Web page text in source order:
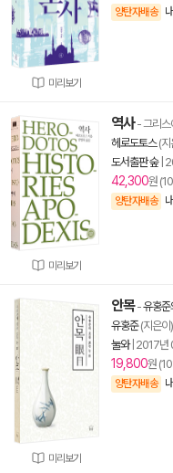
미리보기
양탄자배송
미리보기
역사- 그리스
헤로도토스(지
도서출판 숲|
42,300원
양탄자배송
미리보기
안목-유홍준
유홍준(지은이)
눌와| 2017년
19,800원
양탄자배송